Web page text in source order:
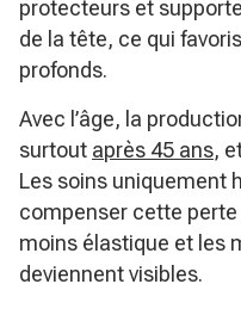
protecteurs et
de la tête, ce qui
profonds.
Avec l’âge, la
surtout après 45 ans,
Les soins uniquement
compenser cette
moins élastique et les
deviennent visibles.